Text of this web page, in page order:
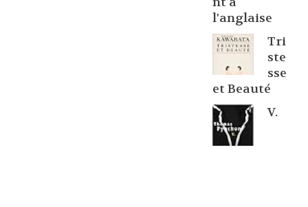
l'anglaise
Tri
ste
sse
et Beauté
V.